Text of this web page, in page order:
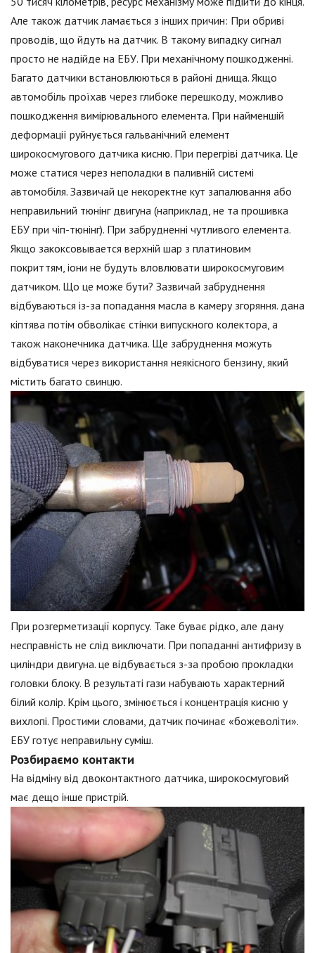
Але також датчик ламається з інших причин: При обриві
проводів, що йдуть на датчик. В такому випадку сигнал
просто не надійде на ЕБУ. При механічному пошкодженні.
Багато датчики встановлюються в районі днища. Якщо
автомобіль проїхав через глибоке перешкоду, можливо
пошкодження вимірювального елемента. При найменшій
деформації руйнується гальванічний елемент
широкосмугового датчика кисню. При перегріві датчика. Це
може статися через неполадки в паливній системі
автомобіля. Зазвичай це некоректне кут запалювання або
неправильний тюнінг двигуна (наприклад, не та прошивка
ЕБУ при чіп-тюнінг). При забрудненні чутливого елемента.
Якщо закоксовывается верхній шар з платиновим
покриттям, іони не будуть вловлювати широкосмуговим
датчиком. Що це може бути? Зазвичай забруднення
відбуваються із-за попадання масла в камеру згоряння. дана
кіптява потім обволікає стінки випускного колектора, а
також наконечника датчика. Ще забруднення можуть
відбуватися через використання неякісного бензину, який
містить багато свинцю.
При розгерметизації корпусу. Таке буває рідко, але дану
несправність не слід виключати. При попаданні антифризу в
циліндри двигуна. це відбувається з-за пробою прокладки
головки блоку. В результаті гази набувають характерний
білий колір. Крім цього, змінюється і концентрація кисню у
вихлопі. Простими словами, датчик починає «божеволіти».
ЕБУ готує неправильну суміш.
Розбираємо контакти
На відміну від двоконтактного датчика, широкосмуговий
має дещо інше пристрій.